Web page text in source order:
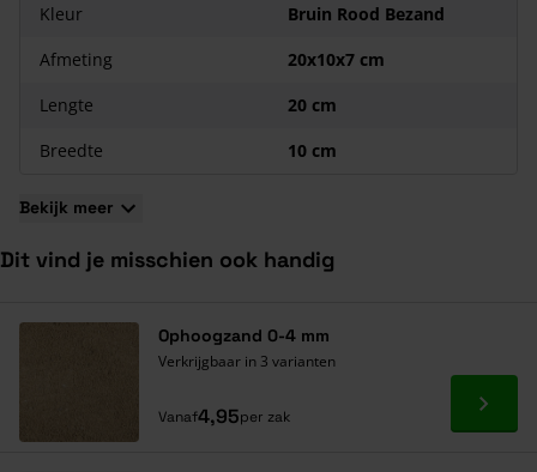
Kleur
Bruin Rood Bezand
Afmeting
20x10x7 cm
Lengte
20 cm
Breedte
10 cm
Bekijk meer
Dit vind je misschien ook handig
Ophoogzand 0-4 mm
Verkrijgbaar in 3 varianten
Vanaf4,95per zak Ga